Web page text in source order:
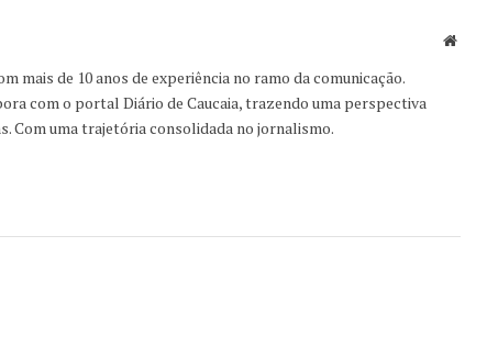
Website
mais de 10 anos de experiência no ramo da comunicação.
com o portal Diário de Caucaia, trazendo uma perspectiva
Com uma trajetória consolidada no jornalismo.